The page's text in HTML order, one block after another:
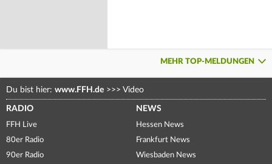
MEHR TOP-MELDUNGEN
Du bist hier: www.FFH.de >>> Video
RADIO
FFH Live
80er Radio
90er Radio
NEWS
Hessen News
Frankfurt News
Wiesbaden News